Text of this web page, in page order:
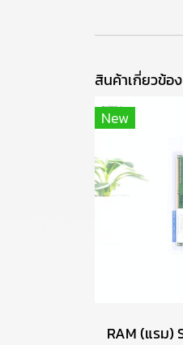
สินค้าเกี่ยวข้อง
New